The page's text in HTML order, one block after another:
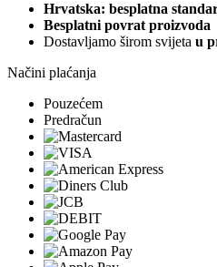
Hrvatska: besplatna
Besplatni povrat proizvoda
Dostavljamo širom svijeta u
Načini plaćanja
Pouzećem
Predračun